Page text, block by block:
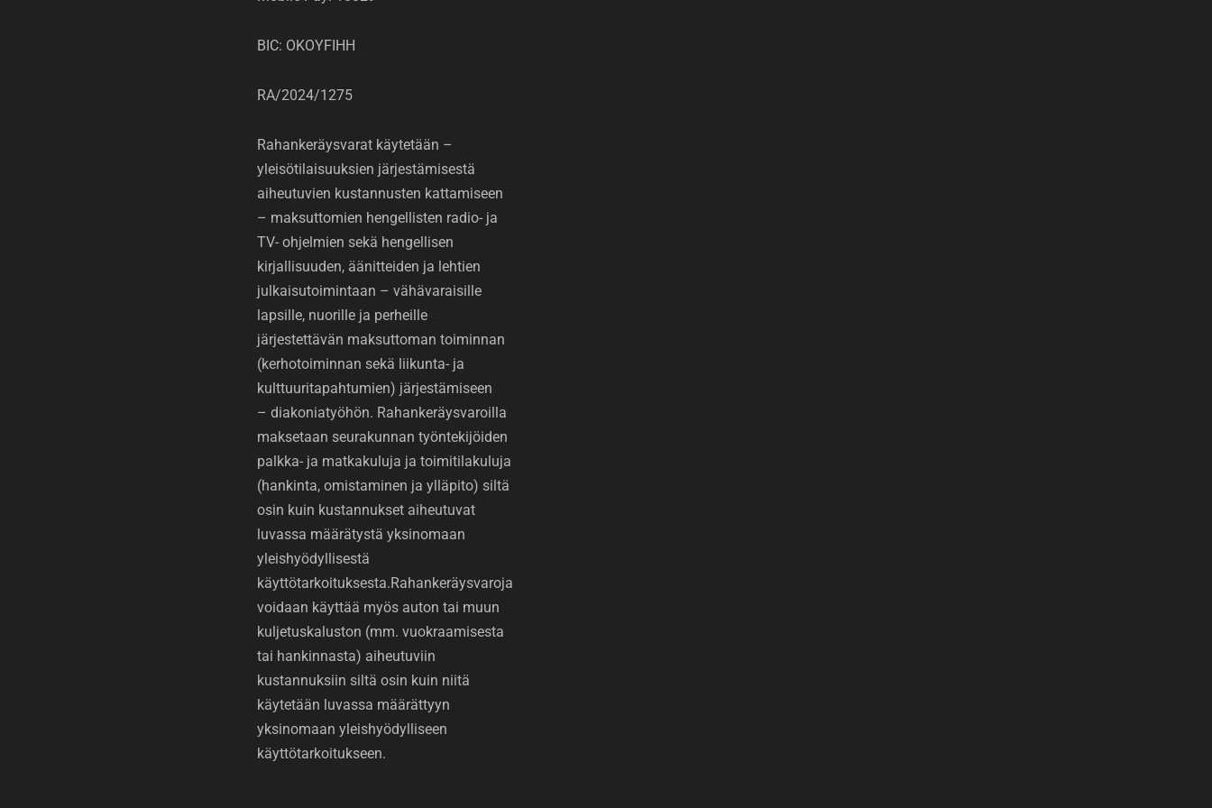
BIC: OKOYFIHH
RA/2024/1275
Rahankeräysvarat käytetään –
yleisötilaisuuksien järjestämisestä
aiheutuvien kustannusten kattamiseen
– maksuttomien hengellisten radio- ja
TV- ohjelmien sekä hengellisen
kirjallisuuden, äänitteiden ja lehtien
julkaisutoimintaan – vähävaraisille
lapsille, nuorille ja perheille
järjestettävän maksuttoman toiminnan
(kerhotoiminnan sekä liikunta- ja
kulttuuritapahtumien) järjestämiseen
– diakoniatyöhön. Rahankeräysvaroilla
maksetaan seurakunnan työntekijöiden
palkka- ja matkakuluja ja toimitilakuluja
(hankinta, omistaminen ja ylläpito) siltä
osin kuin kustannukset aiheutuvat
luvassa määrätystä yksinomaan
yleishyödyllisestä
käyttötarkoituksesta.Rahankeräysvaroja
voidaan käyttää myös auton tai muun
kuljetuskaluston (mm. vuokraamisesta
tai hankinnasta) aiheutuviin
kustannuksiin siltä osin kuin niitä
käytetään luvassa määrättyyn
yksinomaan yleishyödylliseen
käyttötarkoitukseen.